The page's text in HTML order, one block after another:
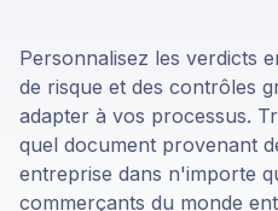
Personnalisez les verdicts
de risque et des contrôles
adapter à vos processus.
quel document provenant
entreprise dans n'importe
commerçants du monde